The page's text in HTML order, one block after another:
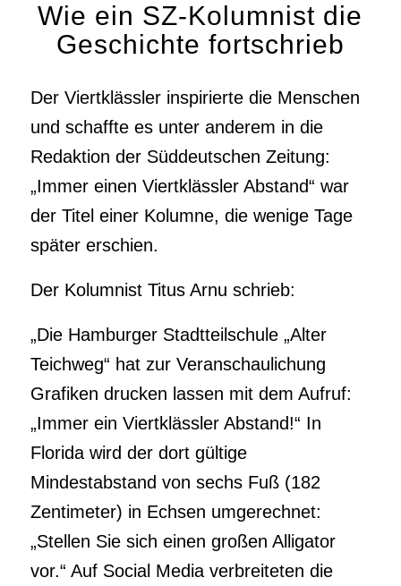
Wie ein SZ-Kolumnist die
Geschichte fortschrieb
Der Viertklässler inspirierte die Menschen
und schaffte es unter anderem in die
Redaktion der Süddeutschen Zeitung:
„Immer einen Viertklässler Abstand“ war
der Titel einer Kolumne, die wenige Tage
später erschien.
Der Kolumnist Titus Arnu schrieb:
„Die Hamburger Stadtteilschule „Alter
Teichweg“ hat zur Veranschaulichung
Grafiken drucken lassen mit dem Aufruf:
„Immer ein Viertklässler Abstand!“ In
Florida wird der dort gültige
Mindestabstand von sechs Fuß (182
Zentimeter) in Echsen umgerechnet:
„Stellen Sie sich einen großen Alligator
vor.“ Auf Social Media verbreiteten die